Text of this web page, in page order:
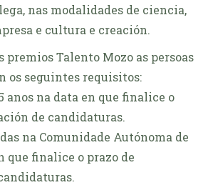
nas modalidades de ciencia,
e cultura e creación.
premios Talento Mozo as persoas
os seguintes requisitos:
anos na data en que finalice o
de candidaturas.
na Comunidade Autónoma de
que finalice o prazo de